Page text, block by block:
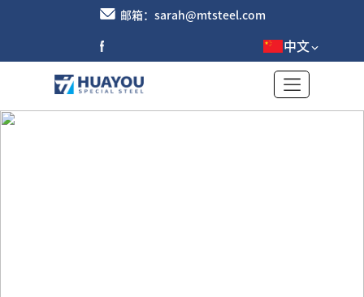
邮箱：sarah@mtsteel.com
中文